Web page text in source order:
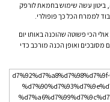
ביטון עשה שימוש בחמאת לורפק
הכי פשוטה שהוכנה באותו יום
מסובכים ואופן הכנה מורכב כדי